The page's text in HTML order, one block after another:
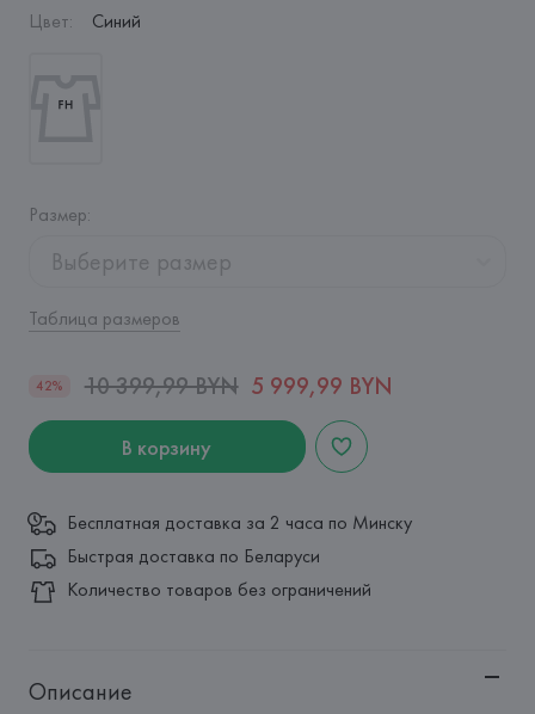
Цвет: Синий
Размер:
Выберите размер
Таблица размеров
42% 10 399,99 BYN 5 999,99 BYN
В корзину
Бесплатная доставка за 2 часа по Минску
Быстрая доставка по Беларуси
Количество товаров без ограничений
Описание